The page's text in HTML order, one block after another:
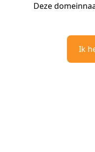
Deze
Ik